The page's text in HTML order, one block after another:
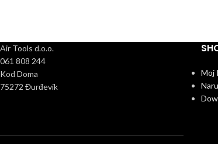
Air Tools d.o.o.
061 808 244
Kod Doma
75272 Đurđevik
Moj